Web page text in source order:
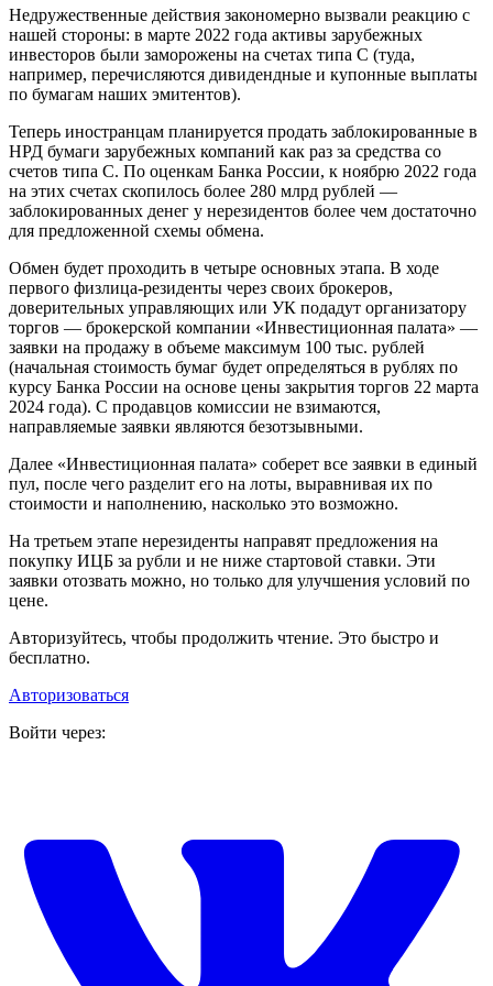
Недружественные действия закономерно вызвали реакцию с
нашей стороны: в марте 2022 года активы зарубежных
инвесторов были заморожены на счетах типа C (туда,
например, перечисляются дивидендные и купонные выплаты
по бумагам наших эмитентов).
Теперь иностранцам планируется продать заблокированные в
НРД бумаги зарубежных компаний как раз за средства со
счетов типа С. По оценкам Банка России, к ноябрю 2022 года
на этих счетах скопилось более 280 млрд рублей —
заблокированных денег у нерезидентов более чем достаточно
для предложенной схемы обмена.
Обмен будет проходить в четыре основных этапа. В ходе
первого физлица-резиденты через своих брокеров,
доверительных управляющих или УК подадут организатору
торгов — брокерской компании «Инвестиционная палата» —
заявки на продажу в объеме максимум 100 тыс. рублей
(начальная стоимость бумаг будет определяться в рублях по
курсу Банка России на основе цены закрытия торгов 22 марта
2024 года). С продавцов комиссии не взимаются,
направляемые заявки являются безотзывными.
Далее «Инвестиционная палата» соберет все заявки в единый
пул, после чего разделит его на лоты, выравнивая их по
стоимости и наполнению, насколько это возможно.
На третьем этапе нерезиденты направят предложения на
покупку ИЦБ за рубли и не ниже стартовой ставки. Эти
заявки отозвать можно, но только для улучшения условий по
цене.
Авторизуйтесь, чтобы продолжить чтение. Это быстро и
бесплатно.
Авторизоваться
Войти через: